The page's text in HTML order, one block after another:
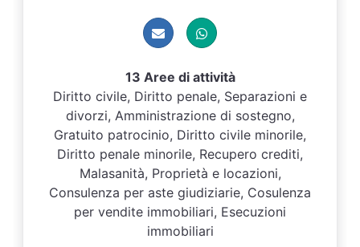
13 Aree di attività
Diritto civile, Diritto penale, Separazioni e
divorzi, Amministrazione di sostegno,
Gratuito patrocinio, Diritto civile minorile,
Diritto penale minorile, Recupero crediti,
Malasanità, Proprietà e locazioni,
Consulenza per aste giudiziarie, Cosulenza
per vendite immobiliari, Esecuzioni
immobiliari